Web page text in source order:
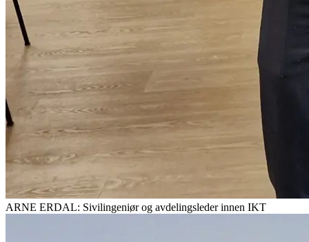
ARNE ERDAL: Sivilingeniør og avdelingsleder innen IKT